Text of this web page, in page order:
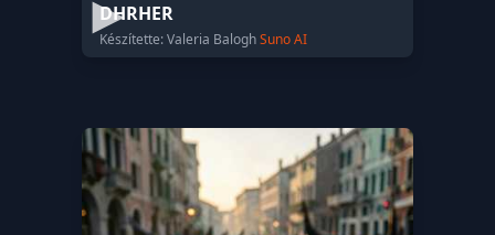
DHRHER
Készítette: Valeria BaloghSuno AI